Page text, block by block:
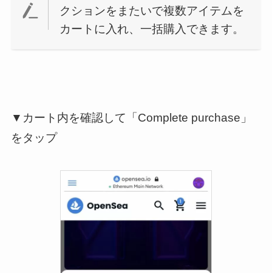
クションをまたいで複数アイテムを
カートに入れ、一括購入できます。
▼カート内を確認して「Complete purchase」
をタップ